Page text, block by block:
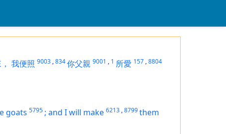
我便照 9003 ,834你父親 9001 , 1 所愛 157 ,8804
goats 5795 ; and I will make 6213 ,8799them